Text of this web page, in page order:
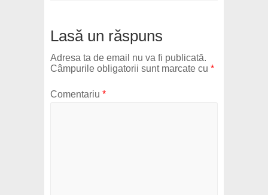
Lasă un răspuns
Adresa ta de email nu va fi publicată.
Câmpurile obligatorii sunt marcate cu *
Comentariu *